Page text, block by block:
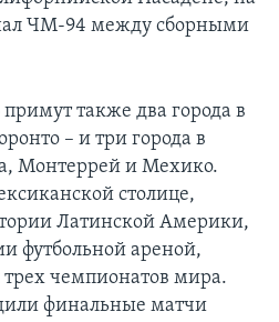
ЧМ-94 между сборными
также два города в
– и три города в
Монтеррей и Мехико.
столице,
Латинской Америки,
футбольной ареной,
чемпионатов мира.
финальные матчи